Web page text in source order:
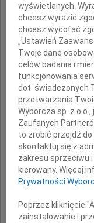
wyświetlanych.
chcesz wyrazić
chcesz wycofać
„Ustawień
Twoje dane
celów badania i
funkcjonowania
dot. świadczonych
przetwarzania
Wyborcza sp. z o.o.,
Zaufanych
to zrobić przejdź do
skontaktuj się z
zakresu sprzeciwu
kierowany. Więcej
Prywatności
Poprzez kliknięcie
zainstalowanie i